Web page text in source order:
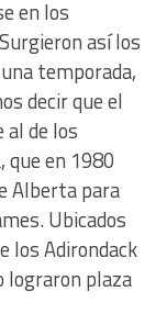
en los
así los
temporada,
decir que el
al de los
que en 1980
Alberta para
Ubicados
los Adirondack
lograron plaza